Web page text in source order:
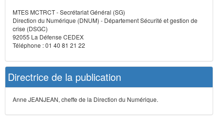
MTES MCTRCT - Secrétariat Général (SG)
Direction du Numérique (DNUM) - Département Sécurité et gestion de
crise (DSGC)
92055 La Défense CEDEX
Téléphone : 01 40 81 21 22
Directrice de la publication
Anne JEANJEAN, cheffe de la Direction du Numérique.